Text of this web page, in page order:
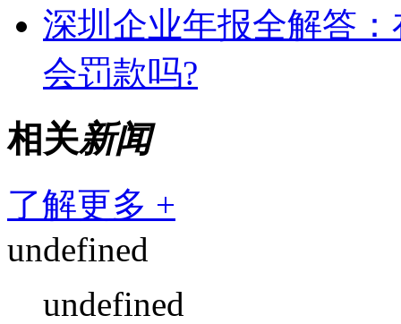
深圳企业年报全解答
会罚款吗?
相关新闻
了解更多 +
undefined
undefined